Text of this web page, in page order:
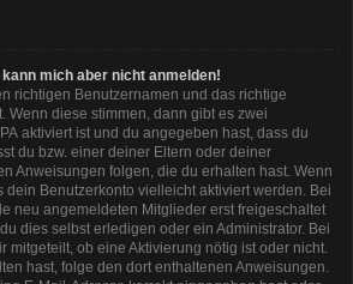
mich aber nicht anmelden!
richtigen Benutzernamen und das richtige
Wenn diese stimmen, dann gibt es zwei
aktiviert ist und du angegeben hast, dass du
du bzw. einer deiner Eltern oder deiner
Anweisungen folgen, die du erhalten hast. Wenn
dein Benutzerkonto vielleicht aktiviert werden. Bei
neu angemeldeten Mitglieder erst freigeschaltet
dies selbst erledigen oder ein Administrator. Bei
mitgeteilt, ob eine Aktivierung nötig ist oder nicht.
hast, folge den dort enthaltenen Anweisungen.